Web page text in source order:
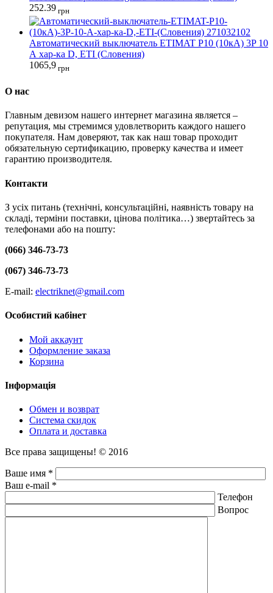
252.39 грн
Автоматический выключатель ETIMAT P10 (10кА) 3P 10
А хар-ка D, ETI (Словения)
1065,9 грн
О нас
Главным девизом нашего интернет магазина является –
репутация, мы стремимся удовлетворить каждого нашего
покупателя. Нам доверяют, так как наш товар проходит
обязательную сертификацию, проверку качества и имеет
гарантию производителя.
Контакти
З усіх питань (технічні, консультаційні, наявність товару на
складі, терміни поставки, цінова політика…) звертайтесь за
телефонами або на пошту:
(066) 346-73-73
(067) 346-73-73
E-mail: electriknet@gmail.com
Особистий кабінет
Мой аккаунт
Оформление заказа
Корзина
Інформація
Обмен и возврат
Система скидок
Оплата и доставка
Все права защищены! © 2016
Ваше имя *
Ваш e-mail *
Телефон
Вопрос